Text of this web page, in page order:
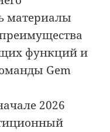
материалы
функций и
Gem
2026